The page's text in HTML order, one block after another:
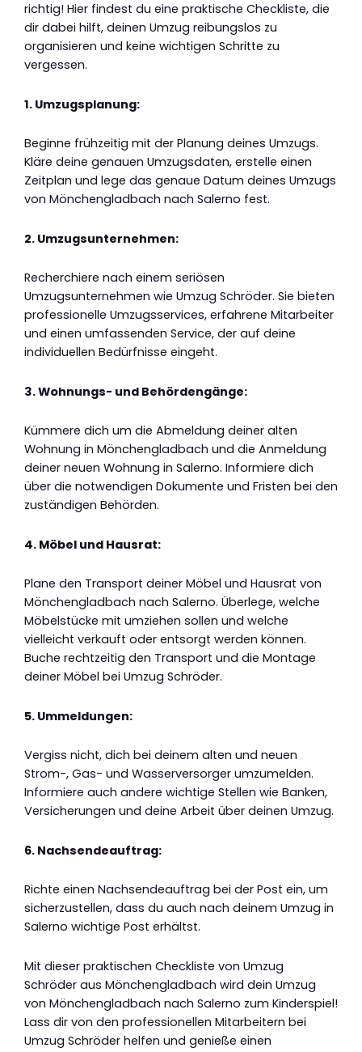
richtig! Hier findest du eine praktische Checkliste, die
dir dabei hilft, deinen Umzug reibungslos zu
organisieren und keine wichtigen Schritte zu
vergessen.
1. Umzugsplanung:
Beginne frühzeitig mit der Planung deines Umzugs.
Kläre deine genauen Umzugsdaten, erstelle einen
Zeitplan und lege das genaue Datum deines Umzugs
von Mönchengladbach nach Salerno fest.
2. Umzugsunternehmen:
Recherchiere nach einem seriösen
Umzugsunternehmen wie Umzug Schröder. Sie bieten
professionelle Umzugsservices, erfahrene Mitarbeiter
und einen umfassenden Service, der auf deine
individuellen Bedürfnisse eingeht.
3. Wohnungs- und Behördengänge:
Kümmere dich um die Abmeldung deiner alten
Wohnung in Mönchengladbach und die Anmeldung
deiner neuen Wohnung in Salerno. Informiere dich
über die notwendigen Dokumente und Fristen bei den
zuständigen Behörden.
4. Möbel und Hausrat:
Plane den Transport deiner Möbel und Hausrat von
Mönchengladbach nach Salerno. Überlege, welche
Möbelstücke mit umziehen sollen und welche
vielleicht verkauft oder entsorgt werden können.
Buche rechtzeitig den Transport und die Montage
deiner Möbel bei Umzug Schröder.
5. Ummeldungen:
Vergiss nicht, dich bei deinem alten und neuen
Strom-, Gas- und Wasserversorger umzumelden.
Informiere auch andere wichtige Stellen wie Banken,
Versicherungen und deine Arbeit über deinen Umzug.
6. Nachsendeauftrag:
Richte einen Nachsendeauftrag bei der Post ein, um
sicherzustellen, dass du auch nach deinem Umzug in
Salerno wichtige Post erhältst.
Mit dieser praktischen Checkliste von Umzug
Schröder aus Mönchengladbach wird dein Umzug
von Mönchengladbach nach Salerno zum Kinderspiel!
Lass dir von den professionellen Mitarbeitern bei
Umzug Schröder helfen und genieße einen